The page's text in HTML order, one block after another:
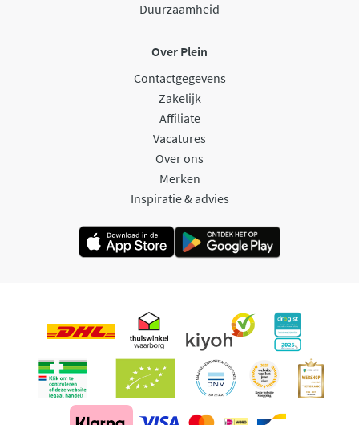
Duurzaamheid
Over Plein
Contactgegevens
Zakelijk
Affiliate
Vacatures
Over ons
Merken
Inspiratie & advies